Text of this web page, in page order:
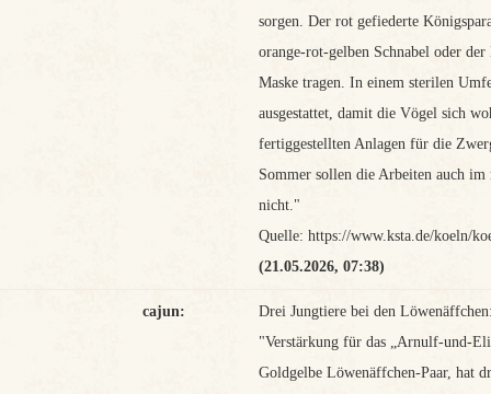
sorgen. Der rot gefiederte
orange-rot-gelben Schnabel oder
Maske tragen. In einem sterilen
ausgestattet, damit die Vögel sich
fertiggestellten Anlagen für die
Sommer sollen die Arbeiten auch im
nicht."
Quelle: https://www.ksta.de/koeln/
(21.05.2026, 07:38)
cajun:
Drei Jungtiere bei den
"Verstärkung für das „Arnulf-und-
Goldgelbe Löwenäffchen-Paar, hat